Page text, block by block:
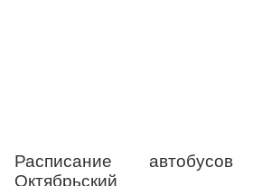
Расписание
Октябрьский